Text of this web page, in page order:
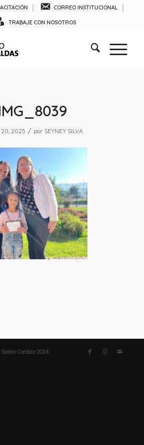
CORREO INSTITUCIONAL
TRABAJE CON NOSOTROS
2025 / por SEYNEY SILVA
Caldas 2024